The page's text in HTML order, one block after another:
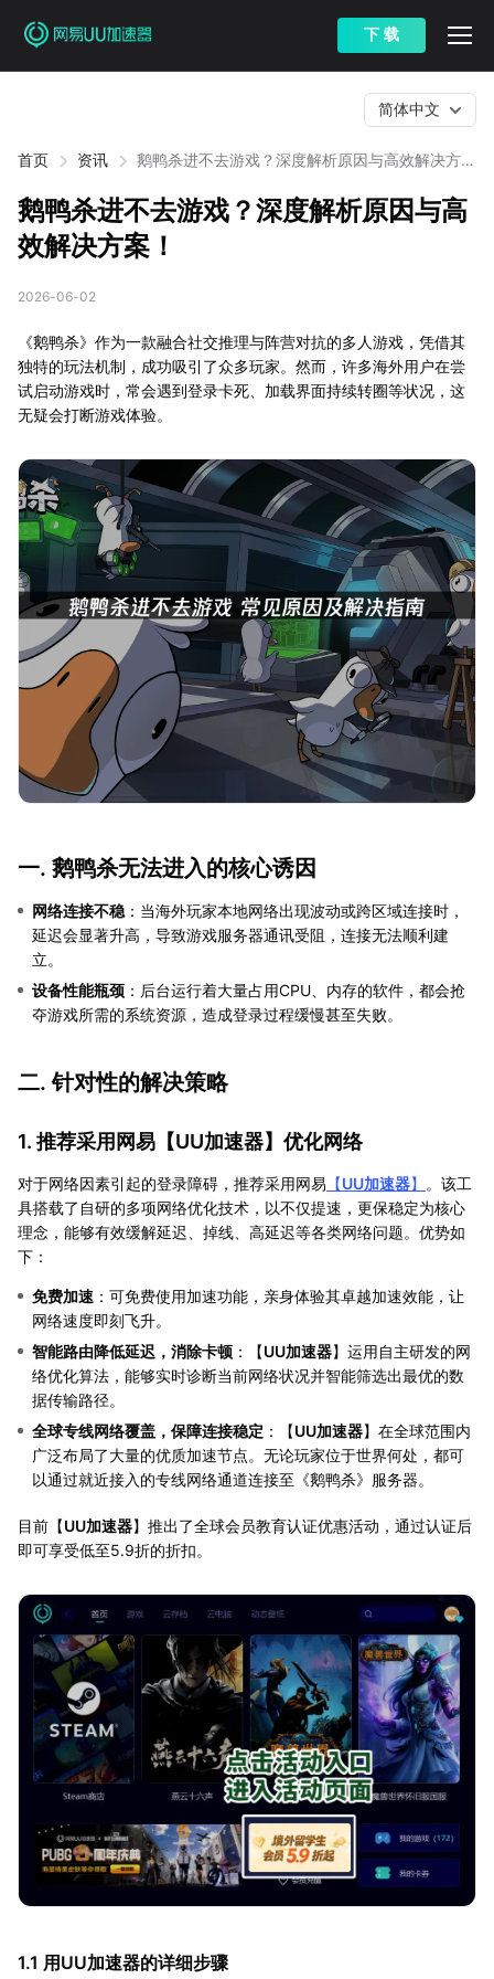
下 载
首页 资讯
鹅鸭杀进不去游戏？深度解析原因与高效解决方
简体中文
鹅鸭杀进不去游戏？深度解析原因与高
效解决方案！
2026-06-02
《鹅鸭杀》作为一款融合社交推理与阵营对抗的多人游戏，凭借其
独特的玩法机制，成功吸引了众多玩家。然而，许多海外用户在尝
试启动游戏时，常会遇到登录卡死、加载界面持续转圈等状况，这
无疑会打断游戏体验。
一. 鹅鸭杀无法进入的核心诱因
网络连接不稳 ：当海外玩家本地网络出现波动或跨区域连接时，
延迟会显著升高，导致游戏服务器通讯受阻，连接无法顺利建
立。
设备性能瓶颈 ：后台运行着大量占用CPU、内存的软件，都会抢
夺游戏所需的系统资源，造成登录过程缓慢甚至失败。
二. 针对性的解决策略
1. 推荐采用网易【UU加速器】优化网络
对于网络因素引起的登录障碍，推荐采用网易 【UU加速器】
。该工
具搭载了自研的多项网络优化技术，以不仅提速，更保稳定为核心
理念，能够有效缓解延迟、掉线、高延迟等各类网络问题。优势如
下：
免费加速 ：可免费使用加速功能，亲身体验其卓越加速效能，让
网络速度即刻飞升。
智能路由降低延迟，消除卡顿 ：【UU加速器】运用自主研发的网
络优化算法，能够实时诊断当前网络状况并智能筛选出最优的数
据传输路径。
全球专线网络覆盖，保障连接稳定 ：【UU加速器】在全球范围内
广泛布局了大量的优质加速节点。无论玩家位于世界何处，都可
以通过就近接入的专线网络通道连接至《鹅鸭杀》服务器。
目前【UU加速器】推出了全球会员教育认证优惠活动，通过认证后
即可享受低至5.9折的折扣。
1.1 用UU加速器的详细步骤